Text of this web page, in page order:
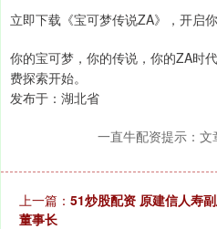
立即下载《宝可梦传说ZA》，开启
你的宝可梦，你的传说，你的ZA
费探索开始。
发布于：湖北省
一直牛配资提示：文
上一篇： 51炒股配资 原建信人寿
董事长